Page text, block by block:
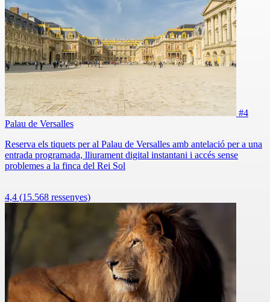
#4
Palau de Versalles
Reserva els tiquets per al Palau de Versalles amb antelació per a una
entrada programada, lliurament digital instantani i accés sense
problemes a la finca del Rei Sol
4,4 (15.568 ressenyes)